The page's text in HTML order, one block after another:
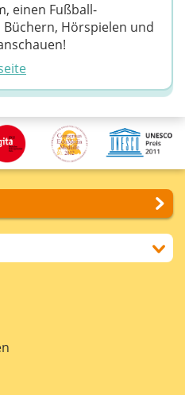
einen Fußball-
Hörspielen und